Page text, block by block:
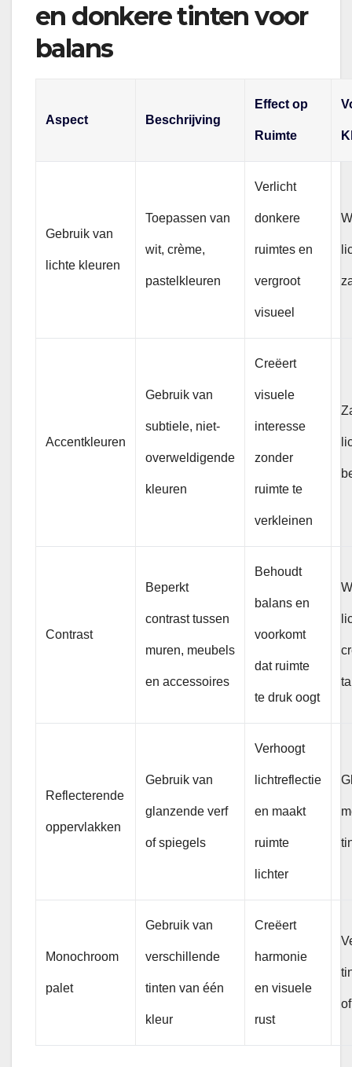
en donkere tinten voor
balans
Aspect Beschrijving
Effect op
Ruimte
Gebruik van
lichte kleuren
Toepassen van
wit, crème,
pastelkleuren
Verlicht
donkere
ruimtes en
vergroot
visueel
Accentkleuren
Gebruik van
subtiele, niet-
overweldigende
kleuren
Creëert
visuele
interesse
zonder
ruimte te
verkleinen
Contrast
Beperkt
contrast tussen
muren, meubels
en accessoires
Behoudt
balans en
voorkomt
dat ruimte
te druk oogt
Reflecterende
oppervlakken
Gebruik van
glanzende verf
of spiegels
Verhoogt
lichtreflectie
en maakt
ruimte
lichter
Monochroom
palet
Gebruik van
verschillende
tinten van één
kleur
Creëert
harmonie
en visuele
rust